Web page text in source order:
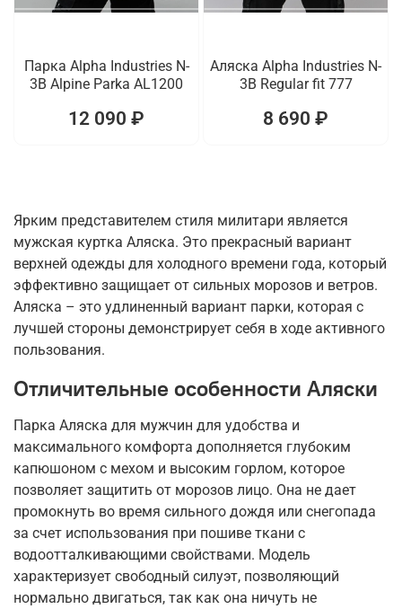
Парка Alpha Industries N-
3B Alpine Parka AL1200
12 090 ₽
Аляска Alpha Industries N-
3B Regular fit 777
8 690 ₽
Ярким представителем стиля милитари является
мужская куртка Аляска. Это прекрасный вариант
верхней одежды для холодного времени года, который
эффективно защищает от сильных морозов и ветров.
Аляска – это удлиненный вариант парки, которая с
лучшей стороны демонстрирует себя в ходе активного
пользования.
Отличительные особенности Аляски
Парка Аляска для мужчин для удобства и
максимального комфорта дополняется глубоким
капюшоном с мехом и высоким горлом, которое
позволяет защитить от морозов лицо. Она не дает
промокнуть во время сильного дождя или снегопада
за счет использования при пошиве ткани с
водоотталкивающими свойствами. Модель
характеризует свободный силуэт, позволяющий
нормально двигаться, так как она ничуть не